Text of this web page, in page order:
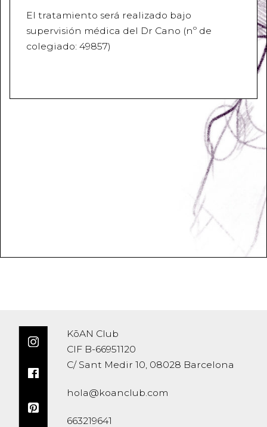
El tratamiento será realizado bajo
supervisión médica del Dr Cano (nº de
colegiado: 49857)
KōAN Club
CIF B-66951120
C/ Sant Medir 10, 08028 Barcelona
hola@koanclub.com
663219641